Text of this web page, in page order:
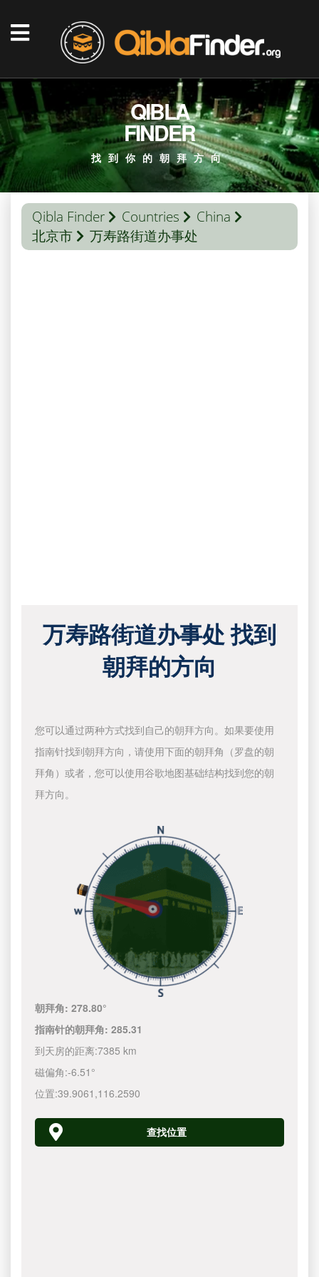
QIBLA
FINDER
找到你的朝拜方向
Qibla Finder Countries
China
北京市
万寿路街道办事处
万寿路街道办事处 找到
朝拜的方向
您可以通过两种方式找到自己的朝拜方向。如果要使用
指南针找到朝拜方向，请使用下面的朝拜角（罗盘的朝
拜角）或者，您可以使用谷歌地图基础结构找到您的朝
拜方向。
朝拜角:278.80°
指南针的朝拜角:285.31
到天房的距离:7385 km
磁偏角:-6.51°
位置:39.9061 ,116.2590
查找位置